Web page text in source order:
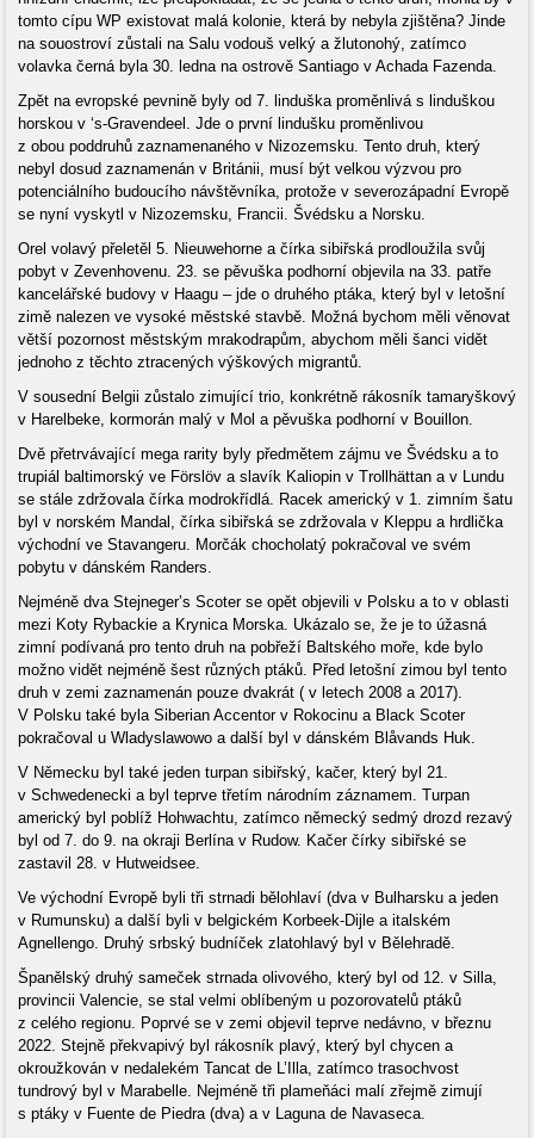
tomto cípu WP existovat malá kolonie, která by nebyla zjištěna? Jinde
na souostroví zůstali na Salu vodouš velký a žlutonohý, zatímco
volavka černá byla 30. ledna na ostrově Santiago v Achada Fazenda.
Zpět na evropské pevnině byly od 7. linduška proměnlivá s linduškou
horskou v ‘s-Gravendeel. Jde o první lindušku proměnlivou
z obou poddruhů zaznamenaného v Nizozemsku. Tento druh, který
nebyl dosud zaznamenán v Británii, musí být velkou výzvou pro
potenciálního budoucího návštěvníka, protože v severozápadní Evropě
se nyní vyskytl v Nizozemsku, Francii. Švédsku a Norsku.
Orel volavý přeletěl 5. Nieuwehorne a čírka sibiřská prodloužila svůj
pobyt v Zevenhovenu. 23. se pěvuška podhorní objevila na 33. patře
kancelářské budovy v Haagu – jde o druhého ptáka, který byl v letošní
zimě nalezen ve vysoké městské stavbě. Možná bychom měli věnovat
větší pozornost městským mrakodrapům, abychom měli šanci vidět
jednoho z těchto ztracených výškových migrantů.
V sousední Belgii zůstalo zimující trio, konkrétně rákosník tamaryškový
v Harelbeke, kormorán malý v Mol a pěvuška podhorní v Bouillon.
Dvě přetrvávající mega rarity byly předmětem zájmu ve Švédsku a to
trupiál baltimorský ve Förslöv a slavík Kaliopin v Trollhättan a v Lundu
se stále zdržovala čírka modrokřídlá. Racek americký v 1. zimním šatu
byl v norském Mandal, čírka sibiřská se zdržovala v Kleppu a hrdlička
východní ve Stavangeru. Morčák chocholatý pokračoval ve svém
pobytu v dánském Randers.
Nejméně dva Stejneger’s Scoter se opět objevili v Polsku a to v oblasti
mezi Koty Rybackie a Krynica Morska. Ukázalo se, že je to úžasná
zimní podívaná pro tento druh na pobřeží Baltského moře, kde bylo
možno vidět nejméně šest různých ptáků. Před letošní zimou byl tento
druh v zemi zaznamenán pouze dvakrát ( v letech 2008 a 2017).
V Polsku také byla Siberian Accentor v Rokocinu a Black Scoter
pokračoval u Wladyslawowo a další byl v dánském Blåvands Huk.
V Německu byl také jeden turpan sibiřský, kačer, který byl 21.
v Schwedenecki a byl teprve třetím národním záznamem. Turpan
americký byl poblíž Hohwachtu, zatímco německý sedmý drozd rezavý
byl od 7. do 9. na okraji Berlína v Rudow. Kačer čírky sibiřské se
zastavil 28. v Hutweidsee.
Ve východní Evropě byli tři strnadi bělohlaví (dva v Bulharsku a jeden
v Rumunsku) a další byli v belgickém Korbeek-Dijle a italském
Agnellengo. Druhý srbský budníček zlatohlavý byl v Bělehradě.
Španělský druhý sameček strnada olivového, který byl od 12. v Silla,
provincii Valencie, se stal velmi oblíbeným u pozorovatelů ptáků
z celého regionu. Poprvé se v zemi objevil teprve nedávno, v březnu
2022. Stejně překvapivý byl rákosník plavý, který byl chycen a
okroužkován v nedalekém Tancat de L’Illa, zatímco trasochvost
tundrový byl v Marabelle. Nejméně tři plameňáci malí zřejmě zimují
s ptáky v Fuente de Piedra (dva) a v Laguna de Navaseca.